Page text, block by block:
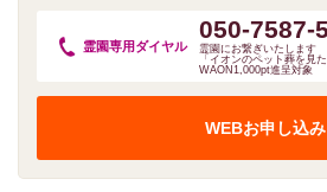
霊園専用 ダイヤル
050-7587-
霊園にお繋ぎいたします
「イオンのペット葬を見
WAON1,000pt進呈対象
WEBお申し込み